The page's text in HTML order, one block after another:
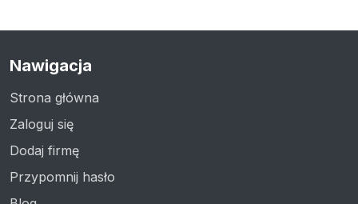
Nawigacja
Strona główna
Zaloguj się
Dodaj firmę
Przypomnij hasło